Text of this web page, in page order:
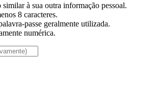
à sua outra informação pessoal.
8 caracteres.
passe geralmente utilizada.
numérica.